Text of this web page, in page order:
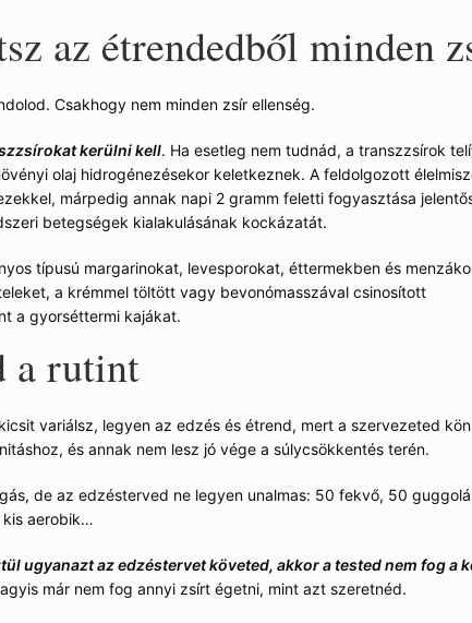
az étrendedből minden
Csakhogy nem minden zsír ellenség.
kerülni kell. Ha esetleg nem tudnád, a transzzsírok
olaj hidrogénezésekor keletkeznek. A feldolgozott
márpedig annak napi 2 gramm feletti fogyasztása
betegségek kialakulásának kockázatát.
típusú margarinokat, levesporokat, éttermekben és
a krémmel töltött vagy bevonómasszával csinosított
a gyorséttermi kajákat.
a rutint
variálsz, legyen az edzés és étrend, mert a szervezeted
és annak nem lesz jó vége a súlycsökkentés terén.
de az edzésterved ne legyen unalmas: 50 fekvő, 50
aerobik…
ugyanazt az edzéstervet követed, akkor a tested nem fog a
már nem fog annyi zsírt égetni, mint azt szeretnéd.